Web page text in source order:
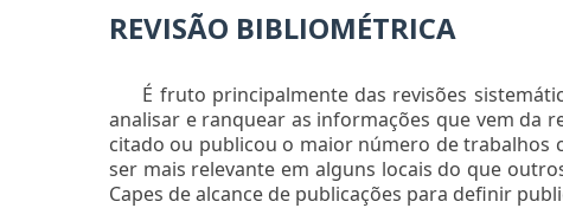
REVISÃO BIBLIOMÉTRICA
É fruto principalmente das revisões
analisar e ranquear as informações que vem da
citado ou publicou o maior número de trabalhos
ser mais relevante em alguns locais do que
Capes de alcance de publicações para definir